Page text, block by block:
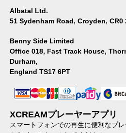
Albatal Ltd.
51 Sydenham Road, Croyden,
Benny Side Limited
Office 018, Fast Track House,
Durham,
England TS17 6PT
XCREAMプレーヤーアプリ
スマートフォンでの再生に便利なプ